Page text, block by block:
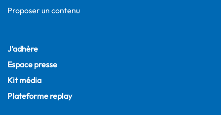
Proposer un contenu
J’adhère
Espace presse
Kit média
Plateforme replay